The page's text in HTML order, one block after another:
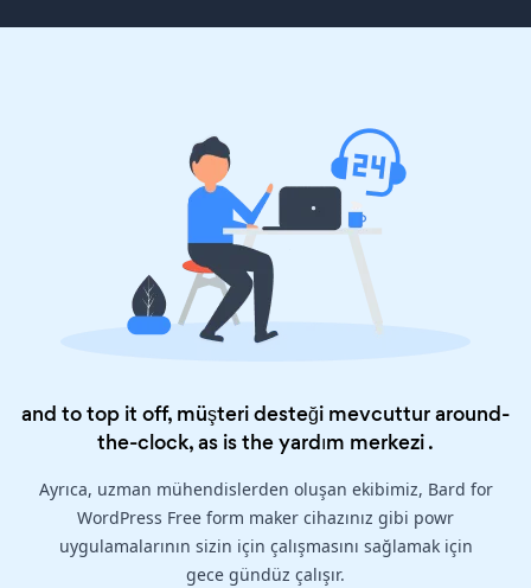
and to top it off, müşteri desteği mevcuttur around-
the-clock, as is theyardım merkezi.
Ayrıca, uzman mühendislerden oluşan ekibimiz, Bard for
WordPress Free form maker cihazınız gibi powr
uygulamalarının sizin için çalışmasını sağlamak için
gece gündüz çalışır.